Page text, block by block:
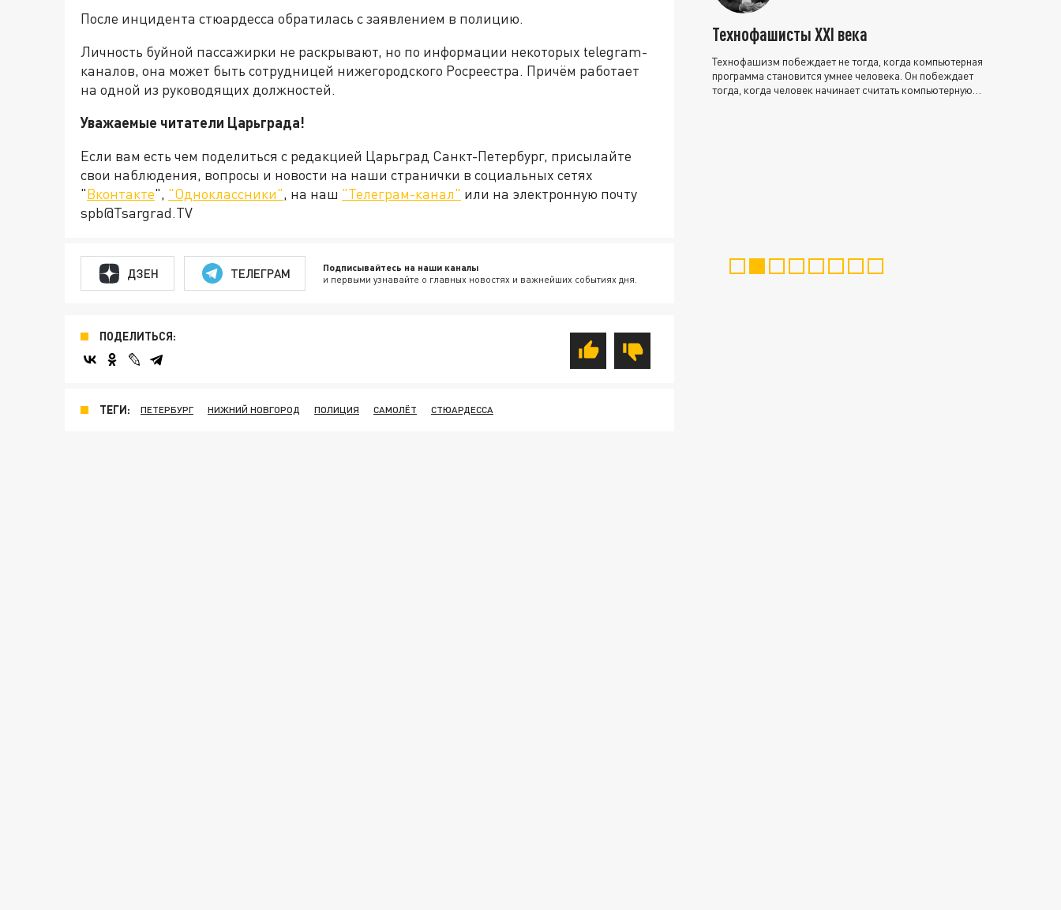
После инцидента стюардесса обратилась с заявлением в полицию.
Личность буйной пассажирки не раскрывают, но по информации некоторых telegram-
каналов, она может быть сотрудницей нижегородского Росреестра. Причём работает
на одной из руководящих должностей.
Уважаемые читатели Царьграда!
Если вам есть чем поделиться с редакцией Царьград Санкт-Петербург, присылайте
свои наблюдения, вопросы и новости на наши странички в социальных сетях
"Вконтакте", "Одноклассники", на наш "Телеграм-канал" или на электронную почту
spb@Tsargrad.TV
ДЗЕН ТЕЛЕГРАМ Подписывайтесь на наши каналы
и первыми узнавайте о главных новостях и важнейших событиях дня.
ПОДЕЛИТЬСЯ:
ТЕГИ: ПЕТЕРБУРГ НИЖНИЙ НОВГОРОД ПОЛИЦИЯ САМОЛЁТ СТЮАРДЕССА
Технофашисты XXI века
Технофашизм побеждает не тогда, когда компьютерная
программа становится умнее человека. Он побеждает
тогда, когда человек начинает считать компьютерную